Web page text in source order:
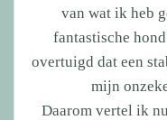
van wat ik heb
fantastische
overtuigd dat een
mijn
Daarom vertel ik